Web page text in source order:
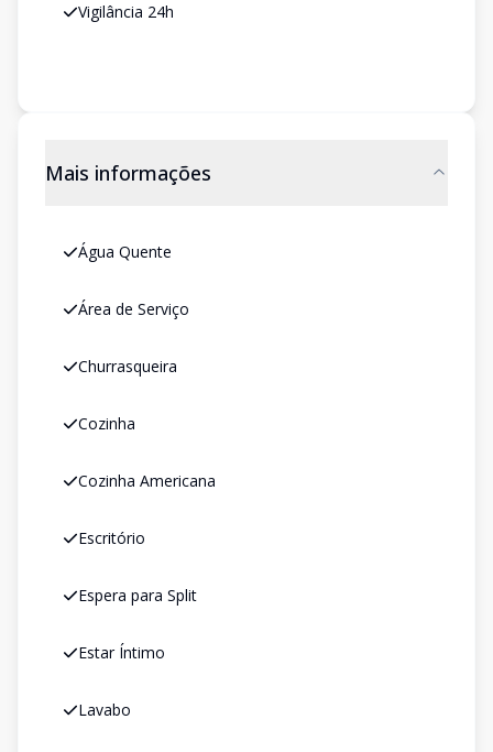
Vigilância 24h
Mais informações
Água Quente
Área de Serviço
Churrasqueira
Cozinha
Cozinha Americana
Escritório
Espera para Split
Estar Íntimo
Lavabo